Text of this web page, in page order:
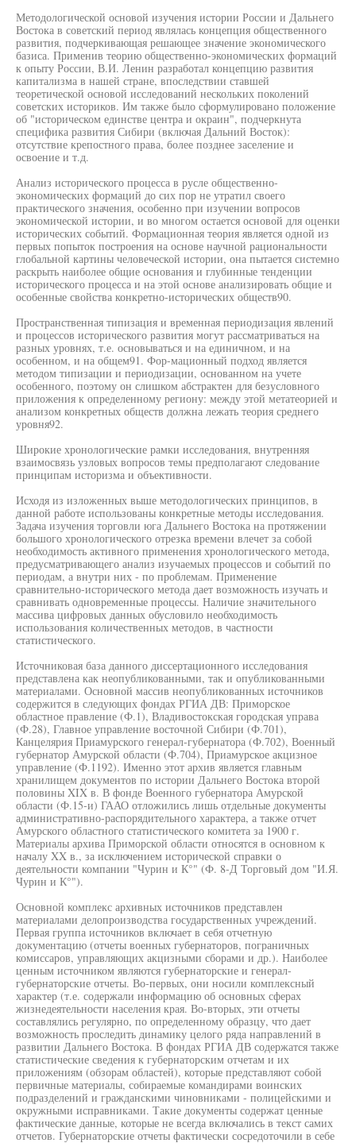
Методологической основой изучения истории России и Дальнего
Востока в советский период являлась концепция общественного
развития, подчеркивающая решающее значение экономического
базиса. Применив теорию общественно-экономических формаций
к опыту России, В.И. Ленин разработал концепцию развития
капитализма в нашей стране, впоследствии ставшей
теоретической основой исследований нескольких поколений
советских историков. Им также было сформулировано положение
об "историческом единстве центра и окраин", подчеркнута
специфика развития Сибири (включая Дальний Восток):
отсутствие крепостного права, более позднее заселение и
освоение и т.д.
Анализ исторического процесса в русле общественно-
экономических формаций до сих пор не утратил своего
практического значения, особенно при изучении вопросов
экономической истории, и во многом остается основой для оценки
исторических событий. Формационная теория является одной из
первых попыток построения на основе научной рациональности
глобальной картины человеческой истории, она пытается системно
раскрыть наиболее общие основания и глубинные тенденции
исторического процесса и на этой основе анализировать общие и
особенные свойства конкретно-исторических обществ90.
Пространственная типизация и временная периодизация явлений
и процессов исторического развития могут рассматриваться на
разных уровнях, т.е. основываться и на единичном, и на
особенном, и на общем91. Фор-мационный подход является
методом типизации и периодизации, основанном на учете
особенного, поэтому он слишком абстрактен для безусловного
приложения к определенному региону: между этой метатеорией и
анализом конкретных обществ должна лежать теория среднего
уровня92.
Широкие хронологические рамки исследования, внутренняя
взаимосвязь узловых вопросов темы предполагают следование
принципам историзма и объективности.
Исходя из изложенных выше методологических принципов, в
данной работе использованы конкретные методы исследования.
Задача изучения торговли юга Дальнего Востока на протяжении
большого хронологического отрезка времени влечет за собой
необходимость активного применения хронологического метода,
предусматривающего анализ изучаемых процессов и событий по
периодам, а внутри них - по проблемам. Применение
сравнительно-исторического метода дает возможность изучать и
сравнивать одновременные процессы. Наличие значительного
массива цифровых данных обусловило необходимость
использования количественных методов, в частности
статистического.
Источниковая база данного диссертационного исследования
представлена как неопубликованными, так и опубликованными
материалами. Основной массив неопубликованных источников
содержится в следующих фондах РГИА ДВ: Приморское
областное правление (Ф.1), Владивостокская городская управа
(Ф.28), Главное управление восточной Сибири (Ф.701),
Канцелярия Приамурского генерал-губернатора (Ф.702), Военный
губернатор Амурской области (Ф.704), Приамурское акцизное
управление (Ф.1192). Именно этот архив является главным
хранилищем документов по истории Дальнего Востока второй
половины XIX в. В фонде Военного губернатора Амурской
области (Ф.15-и) ГААО отложились лишь отдельные документы
административно-распорядительного характера, а также отчет
Амурского областного статистического комитета за 1900 г.
Материалы архива Приморской области относятся в основном к
началу XX в., за исключением исторической справки о
деятельности компании "Чурин и К°" (Ф. 8-Д Торговый дом "И.Я.
Чурин и К°").
Основной комплекс архивных источников представлен
материалами делопроизводства государственных учреждений.
Первая группа источников включает в себя отчетную
документацию (отчеты военных губернаторов, пограничных
комиссаров, управляющих акцизными сборами и др.). Наиболее
ценным источником являются губернаторские и генерал-
губернаторские отчеты. Во-первых, они носили комплексный
характер (т.е. содержали информацию об основных сферах
жизнедеятельности населения края. Во-вторых, эти отчеты
составлялись регулярно, по определенному образцу, что дает
возможность проследить динамику целого ряда направлений в
развитии Дальнего Востока. В фондах РГИА ДВ содержатся также
статистические сведения к губернаторским отчетам и их
приложениям (обзорам областей), которые представляют собой
первичные материалы, собираемые командирами воинских
подразделений и гражданскими чиновниками - полицейскими и
окружными исправниками. Такие документы содержат ценные
фактические данные, которые не всегда включались в текст самих
отчетов. Губернаторские отчеты фактически сосредоточили в себе